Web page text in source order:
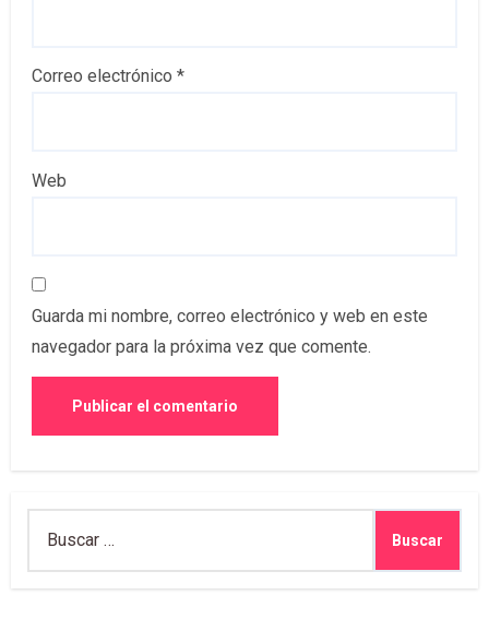
Correo electrónico *
Web
Guarda mi nombre, correo electrónico y web en este
navegador para la próxima vez que comente.